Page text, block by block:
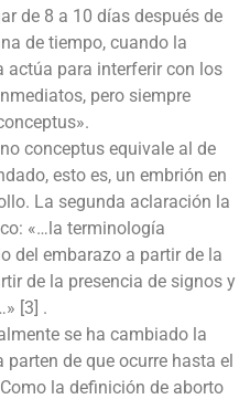
de 8 a 10 días después de
de tiempo, cuando la
actúa para interferir con los
pero siempre
conceptus equivale al de
esto es, un embrión en
La segunda aclaración la
«…la terminología
del embarazo a partir de la
de la presencia de signos y
[3] .
se ha cambiado la
de que ocurre hasta el
la definición de aborto